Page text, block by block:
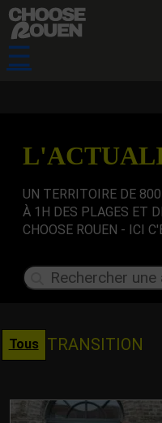
☰
UN TERRITOIRE DE
À 1H DES PLAGES ET
CHOOSE ROUEN - ICI
Tous TRANSITION